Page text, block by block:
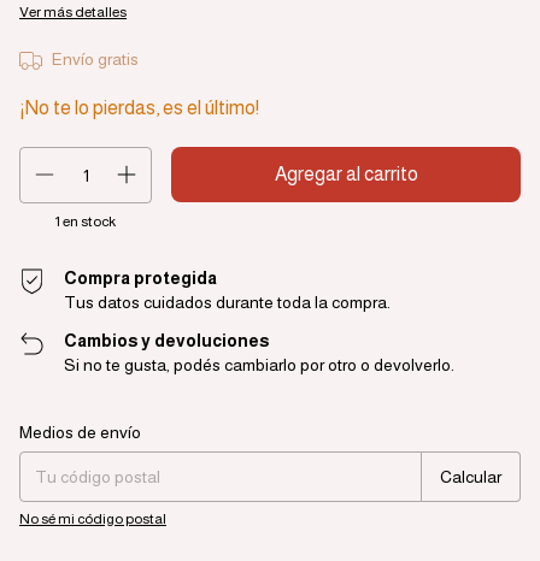
Ver más detalles
Envío gratis
¡No te lo pierdas, es el último!
1 en stock
Compra protegida
Tus datos cuidados durante toda la compra.
Cambios y devoluciones
Si no te gusta, podés cambiarlo por otro o devolverlo.
Entregas para el CP:
Medios de envío
Calcular
No sé mi código postal